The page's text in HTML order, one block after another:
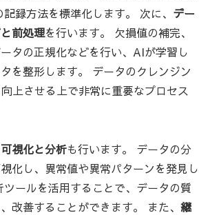
録方法を標準化します。 次に、 デー
前処理を行います。 欠損値の補完、
タの正規化などを行い、AIが学習し
を整形します。 データのクレンジン
上させる上で非常に重要なプロセス
視化と分析も行います。 データの分
化し、異常値や異常パターンを発見し
ールを活用することで、データの質
改善することができます。 また、 継